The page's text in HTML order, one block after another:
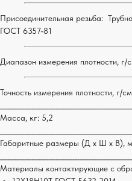
Присоединительная резьба:
ГОСТ 6357-81
Диапазон измерения плотности,
Точность измерения плотности, г/
Масса, кг: 5,2
Габаритные размеры (Д х Ш х В),
Материалы контактирующие с